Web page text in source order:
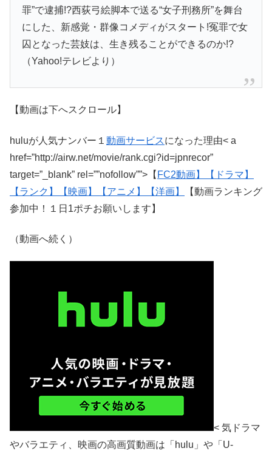
罪”で逮捕!?西荻弓絵脚本で送る“女子刑務所”を舞台
にした、新感覚・群像コメディがスタート!冤罪で女
囚となった芸妓は、生き残ることができるのか!?
（Yahoo!テレビより）
【動画は下へスクロール】
huluが人気ナンバー１ 動画サービスになった理由< a
href=”http://airw.net/movie/rank.cgi?id=jpnrecor”
target=”_blank” rel=””nofollow””>【 FC2動画】
【ドラマ】
【ランク】
【映画】 【アニメ】 【洋画】
【動画ランキング
参加中！１日1ポチお願いします】
（動画へ続く）
< 気ドラマ
やバラエティ、映画の高画質動画は「hulu」や「U-